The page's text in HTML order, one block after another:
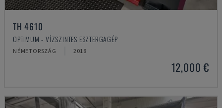
TH 4610
OPTIMUM - VÍZSZINTES ESZTERGAGÉP
NÉMETORSZÁG 2018
12,000 €